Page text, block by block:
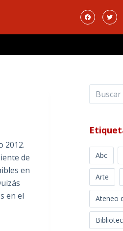
2012.
de
en
en el
Buscar
Abc
Arte
Ateneo